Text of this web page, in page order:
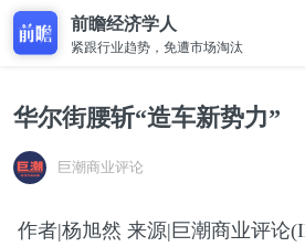
前瞻经济学人
紧跟行业趋势，免遭市场淘汰
华尔街腰斩“造车新势力”
巨潮商业评论
作者|杨旭然 来源|巨潮商业评论